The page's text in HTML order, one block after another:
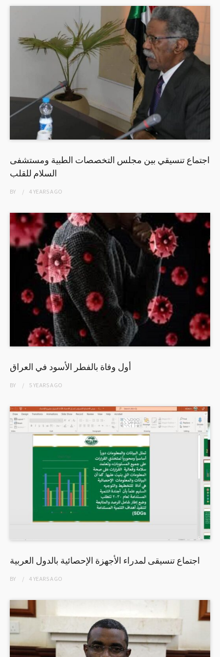
اجتماع تنسيقي بين مجلس التخصصات الطبية ومستشفى
السلام للقلب
BY 4 YEARSAGO
أول وفاة بالفطر الأسود في العراق
BY 5 YEARSAGO
اجتماع تنسيقى لمدراء الأجهزة الإحصائية بالدول العربية
BY 4 YEARSAGO